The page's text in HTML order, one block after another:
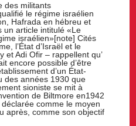
des militants
le régime israélien
Hafrada en hébreu et
un article intitulé «Le
israélien»[note] Cités
l’État d’Israël et le
et Adi Ofir – rappellent qu’
encore possible d’être
d’un État-
des années 1930 que
sioniste se mit à
de Biltmore en1942
comme le moyen
après, comme son objectif